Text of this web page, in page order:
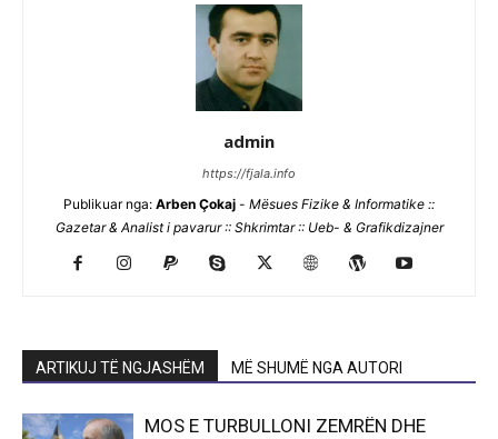
admin
https://fjala.info
Publikuar nga: Arben Çokaj - Mësues Fizike & Informatike ::
Gazetar & Analist i pavarur :: Shkrimtar :: Ueb- & Grafikdizajner
ARTIKUJ TË NGJASHËM MË SHUMË NGA AUTORI
MOS E TURBULLONI ZEMRËN DHE